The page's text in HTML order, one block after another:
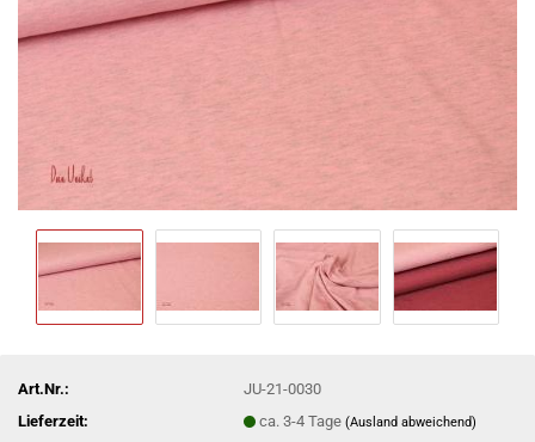
Art.Nr.:
JU-21-0030
Lieferzeit:
ca. 3-4 Tage(Ausland abweichend)